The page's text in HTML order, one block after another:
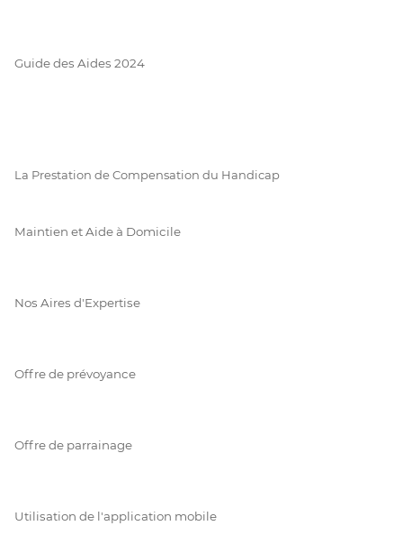
Guide des Aides 2024
La Prestation de Compensation du Handicap
Maintien et Aide à Domicile
Nos Aires d'Expertise
Offre de prévoyance
Offre de parrainage
Utilisation de l'application mobile